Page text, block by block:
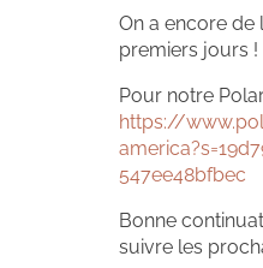
On a encore
premiers jours !
Pour notre
https://
547ee48bfbec
Bonne
suivre les